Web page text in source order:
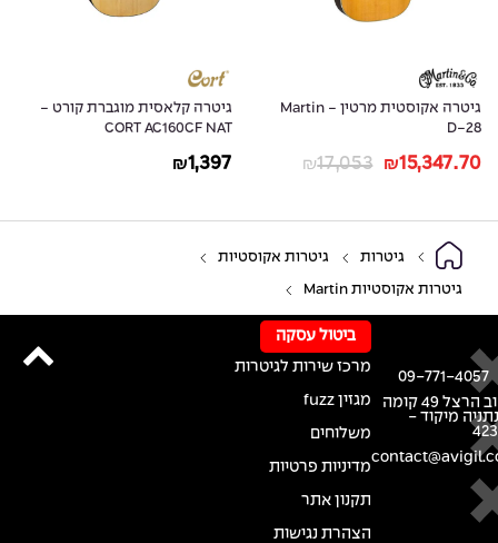
גיטרה אקוסטית מרטין - Martin
D-28
₪17,053 ₪15,347.70
גיטרה קלאסית מוגברת קורט -
CORT AC160CF NAT
₪1,397
גיטרות גיטרות אקוסטיות
גיטרות אקוסטיות Martin
רחוב הרצל 49 קומה
מיקוד -
09-771-4057
ביטול עסקה
מרכז שירות לגיטרות
מגזין fuzz
משלוחים
מדיניות פרטיות
תקנון אתר
הצהרת נגישות